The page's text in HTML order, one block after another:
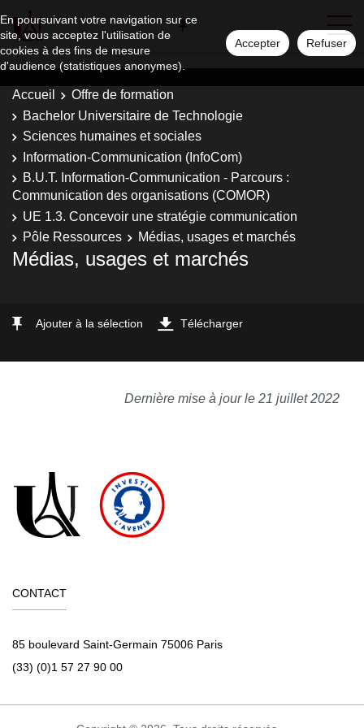
En poursuivant votre navigation sur ce
site, vous acceptez l'utilisation de
cookies à des fins de mesure
d'audience (statistiques anonymes).
Accepter Refuser
Accueil
Offre de formation
Bachelor Universitaire de Technologie
Sciences humaines et sociales
Information-Communication (InfoCom)
B.U.T. Information-Communication - Parcours :
Communication des organisations (COMOR)
UE 1.3. Concevoir une stratégie communication
Pôle Ressources
Médias, usages et marchés
Médias, usages et marchés
Ajouter à la sélection Télécharger
Dernière mise à jour le 21 juillet 2022
CONTACT
85 boulevard Saint-Germain 75006 Paris
(33) (0)1 57 27 90 00